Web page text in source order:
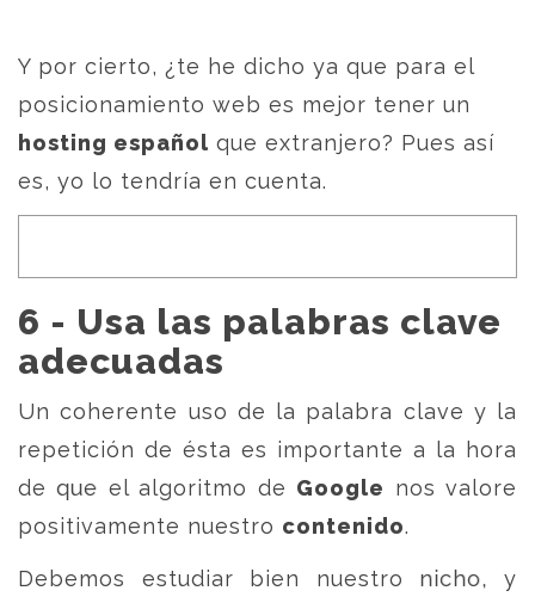
Y por cierto, ¿te he dicho ya que para el
posicionamiento web es mejor tener un
hosting español que extranjero? Pues así
es, yo lo tendría en cuenta.
6 - Usa las palabras clave
adecuadas
Un coherente uso de la palabra clave y la
repetición de ésta es importante a la hora
de que el algoritmo de Google nos valore
positivamente nuestro contenido.
Debemos estudiar bien nuestro nicho, y